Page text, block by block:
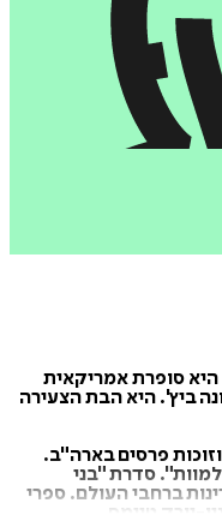
ב-3 בדצמבר 1965) היא סופרת אמריקאית
ביץ'. היא הבת הצעירה
פרסים בארה"ב.
סדרת "בני
ברחבי העולם. ספרי